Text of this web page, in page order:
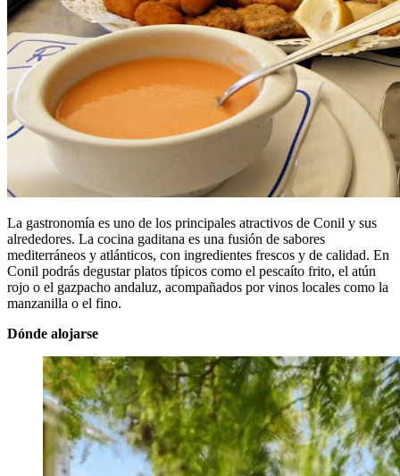
La gastronomía es uno de los principales atractivos de Conil y sus
alrededores. La cocina gaditana es una fusión de sabores
mediterráneos y atlánticos, con ingredientes frescos y de calidad. En
Conil podrás degustar platos típicos como el pescaíto frito, el atún
rojo o el gazpacho andaluz, acompañados por vinos locales como la
manzanilla o el fino.
Dónde alojarse